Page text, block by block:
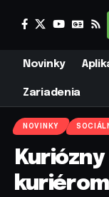
Novinky
Zariadenia
NOVINKY